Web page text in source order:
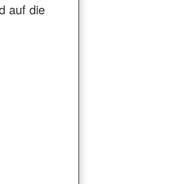
auf die